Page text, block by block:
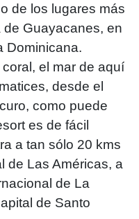
de los lugares más
Guayacanes, en
Dominicana.
el mar de aquí
desde el
como puede
es de fácil
a tan sólo 20 kms
de Las Américas, a
de La
de Santo